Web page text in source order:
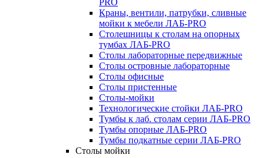
PRO
Краны, вентили, патрубки, сливные
мойки к мебели ЛАБ-PRO
Столешницы к столам на опорных
тумбах ЛАБ-PRO
Столы лабораторные передвижные
Столы островные лабораторные
Столы офисные
Столы пристенные
Столы-мойки
Технологические стойки ЛАБ-PRO
Тумбы к лаб. столам серии ЛАБ-PRO
Тумбы опорные ЛАБ-PRO
Тумбы подкатные серии ЛАБ-PRO
Столы мойки